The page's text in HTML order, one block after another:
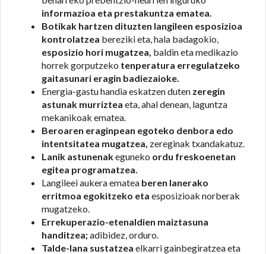
informazioa eta prestakuntza ematea.
Botikak hartzen dituzten langileen esposizioa
kontrolatzea bereziki eta, hala badagokio,
esposizio hori mugatzea, baldin eta medikazio
horrek gorputzeko tenperatura erregulatzeko
gaitasunari eragin badiezaioke.
Energia-gastu handia eskatzen duten zeregin
astunak murriztea eta, ahal denean, laguntza
mekanikoak ematea.
Beroaren eraginpean egoteko denbora edo
intentsitatea mugatzea, zereginak txandakatuz.
Lanik astunenakeguneko ordu freskoenetan
egitea programatzea.
Langileei aukera ematea beren lanerako
erritmoa egokitzeko eta esposizioak norberak
mugatzeko.
Errekuperazio-etenaldien maiztasuna
handitzea;adibidez, orduro.
Talde-lana sustatzea elkarri gainbegiratzea eta